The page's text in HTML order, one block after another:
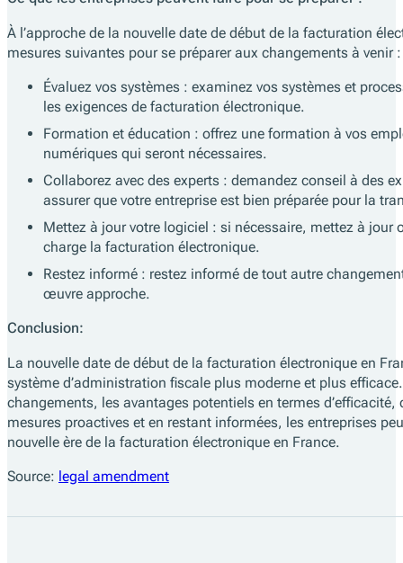
À l’approche de la nouvelle date de début de la facturation
mesures suivantes pour se préparer aux changements à venir :
Évaluez vos systèmes : examinez vos systèmes et
les exigences de facturation électronique.
Formation et éducation : offrez une formation à vos
numériques qui seront nécessaires.
Collaborez avec des experts : demandez conseil à des
assurer que votre entreprise est bien préparée pour la
Mettez à jour votre logiciel : si nécessaire, mettez à
charge la facturation électronique.
Restez informé : restez informé de tout autre
œuvre approche.
Conclusion:
La nouvelle date de début de la facturation électronique en
système d’administration fiscale plus moderne et plus
changements, les avantages potentiels en termes
mesures proactives et en restant informées, les entreprises
nouvelle ère de la facturation électronique en France.
Source: legal amendment